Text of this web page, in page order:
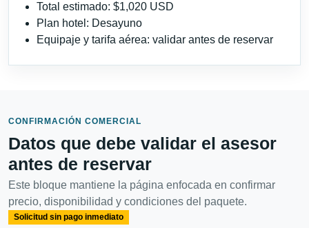
Total estimado: $1,020 USD
Plan hotel: Desayuno
Equipaje y tarifa aérea: validar antes de reservar
CONFIRMACIÓN COMERCIAL
Datos que debe validar el asesor
antes de reservar
Este bloque mantiene la página enfocada en confirmar
precio, disponibilidad y condiciones del paquete.
Solicitud sin pago inmediato